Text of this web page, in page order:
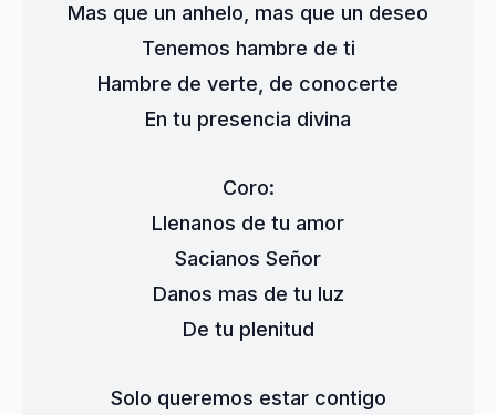
Mas que un anhelo, mas que un deseo
Tenemos hambre de ti
Hambre de verte, de conocerte
En tu presencia divina
Coro:
Llenanos de tu amor
Sacianos Señor
Danos mas de tu luz
De tu plenitud
Solo queremos estar contigo